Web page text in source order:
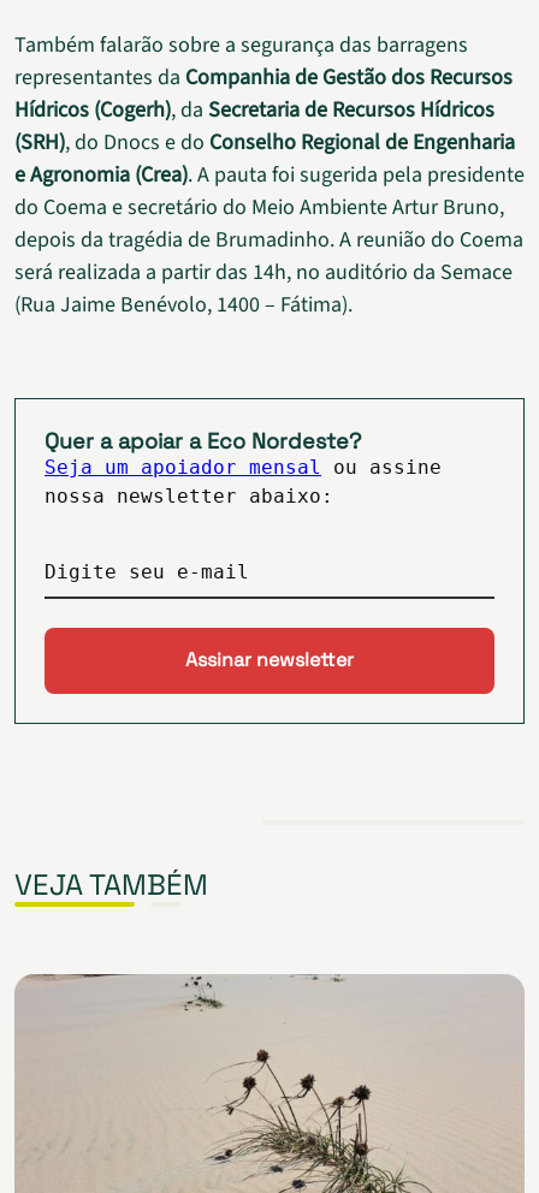
Também falarão sobre a segurança das barragens
representantes da Companhia de Gestão dos Recursos
Hídricos (Cogerh), da Secretaria de Recursos Hídricos
(SRH), do Dnocs e do Conselho Regional de Engenharia
e Agronomia (Crea). A pauta foi sugerida pela presidente
do Coema e secretário do Meio Ambiente Artur Bruno,
depois da tragédia de Brumadinho. A reunião do Coema
será realizada a partir das 14h, no auditório da Semace
(Rua Jaime Benévolo, 1400 – Fátima).
Quer a apoiar a Eco Nordeste?
Seja um apoiador mensal
ou assine
nossa newsletter abaixo:
Digite seu e-mail
VEJA TAMBÉM